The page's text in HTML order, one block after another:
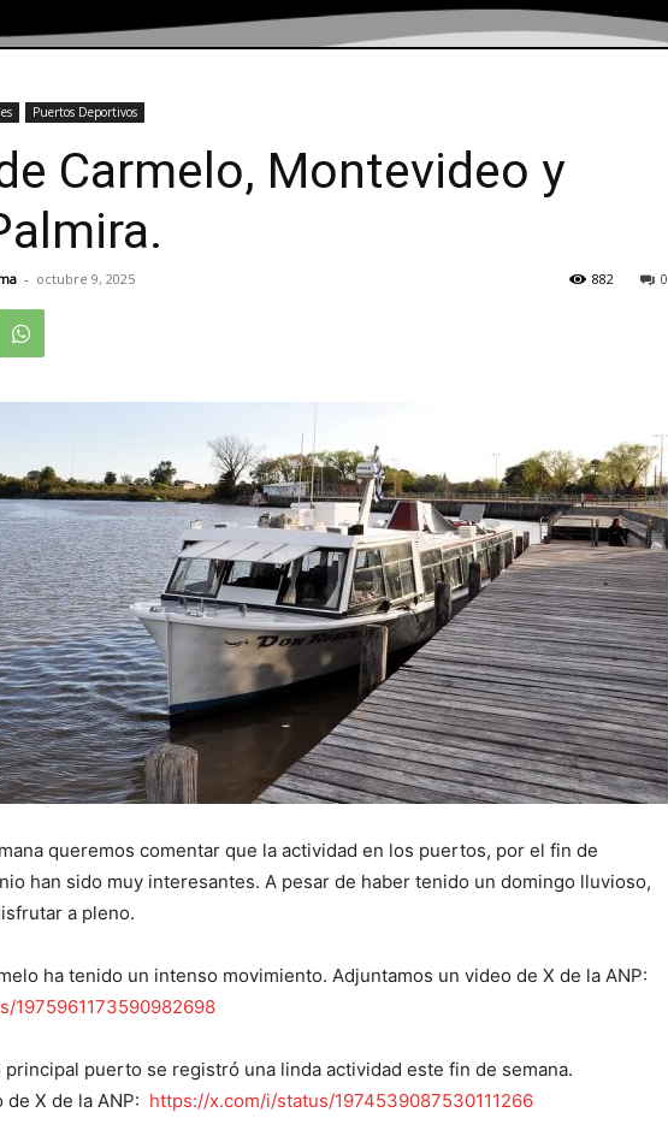
Puertos Deportivos
Carmelo, Montevideo y
- octubre 9, 2025 0
882
queremos comentar que la actividad en los puertos, por el fin de
han sido muy interesantes. A pesar de haber tenido un domingo lluvioso,
a pleno.
ha tenido un intenso movimiento. Adjuntamos un video de X de la ANP:
1975961173590982698
puerto se registró una linda actividad este fin de semana.
X de la ANP: https://x.com/i/status/1974539087530111266